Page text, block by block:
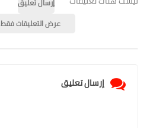
عرض التعليقات فقط
إرسال تعليق